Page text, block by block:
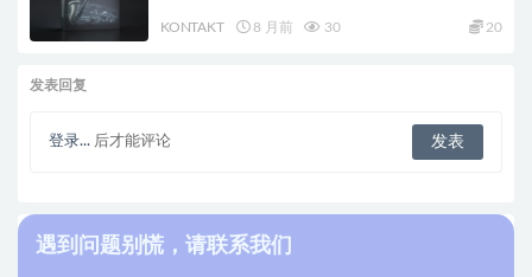
KONTAKT 8 月前 30 20
发表回复
登录... 后才能评论
遇到问题别慌，请联系我们